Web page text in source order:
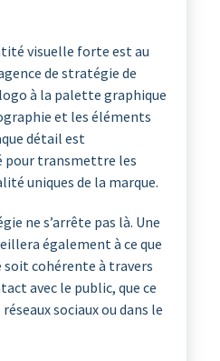
visuelle forte est au
de stratégie de
à la palette graphique
et les éléments
détail est
pour transmettre les
uniques de la marque.
ne s’arrête pas là. Une
également à ce que
cohérente à travers
avec le public, que ce
sociaux ou dans le